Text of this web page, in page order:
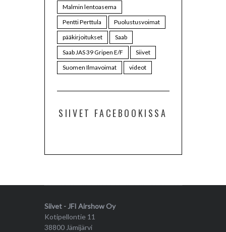
Malmin lentoasema
Pentti Perttula
Puolustusvoimat
pääkirjoitukset
Saab
Saab JAS 39 Gripen E/F
Siivet
Suomen Ilmavoimat
videot
SIIVET FACEBOOKISSA
Siivet - JFI Airshow Oy
Kotipellontie 11
38800 Jämijärvi